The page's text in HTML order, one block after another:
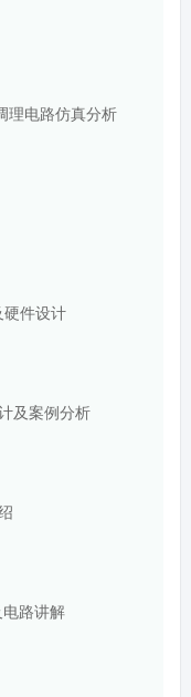
理电路仿真分析
件设计
及案例分析
路讲解